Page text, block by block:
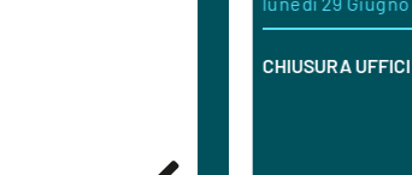
CHIUSURA UFFICI 30/